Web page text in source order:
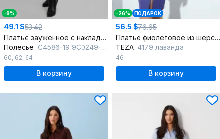
-8%
49.1 $53.42
Платье зауженное с накладным карманом из шерсти демисезон
Полесье С4586-19 9С0249-Д43 164 м.синий
60, 62, 64
В корзину
-26% ПОДАРОК
56.5 $76.65
Платье фиолетовое из шерсти с рельефами и воротником-стойкой
TEZA 4179 лаванда
46
В корзину